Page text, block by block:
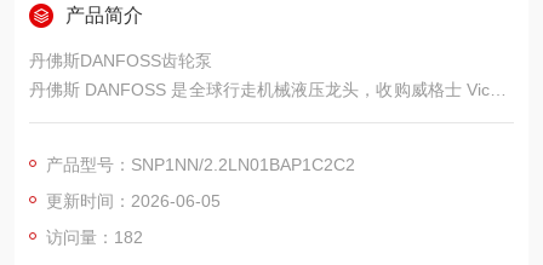
产品简介
丹佛斯DANFOSS齿轮泵
丹佛斯 DANFOSS 是全球行走机械液压龙头，收购威格士 Vicker
s 补齐工业液压，覆盖齿轮泵、闭式 / 开式柱塞泵、液压马达、
机械 / 农机 / 环卫 / 船舶标配品牌。
产品型号：SNP1NN/2.2LN01BAP1C2C2
更新时间：2026-06-05
访问量：182